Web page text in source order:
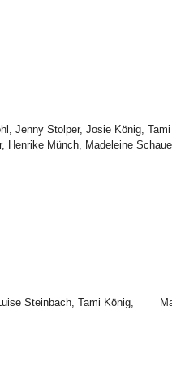
Jenny Stolper, Josie König,
Münch, Madeleine
Luise Steinbach, Tami König,